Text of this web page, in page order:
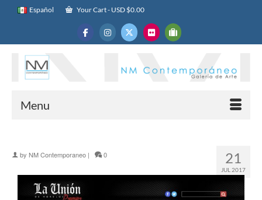
Español Your Cart- USD $0.00
Menu
21
JUL 2017
by NM Contemporaneo | 0